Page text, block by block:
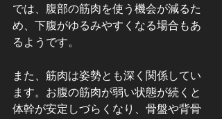
では、腹部の筋肉を使う機会が減るた
め、下腹がゆるみやすくなる場合もあ
るようです。
また、筋肉は姿勢とも深く関係してい
ます。お腹の筋肉が弱い状態が続くと
体幹が安定しづらくなり、骨盤や背骨